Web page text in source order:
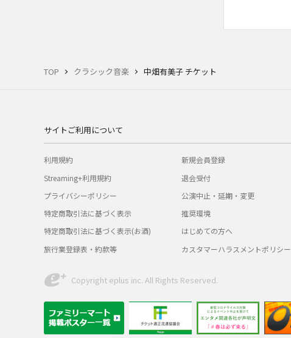
TOP クラシック音楽 中畑有美子 チケット
サイトご利用について
利用規約
Streaming+利用規約
プライバシーポリシー
特定商取引法に基づく表示
特定商取引法に基づく表示(お酒)
旅行業登録表・約款等
新規会員登録
退会受付
公演中止・延期・変更
推奨環境
はじめての方へ
カスタマーハラスメントポリシー
Copyright eplus inc. All Rights Reserved.